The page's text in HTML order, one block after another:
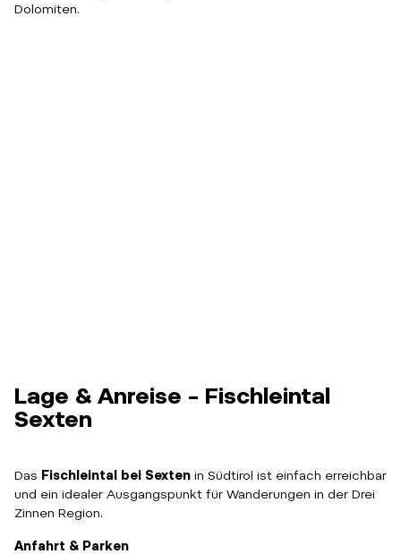
Dolomiten.
Lage & Anreise – Fischleintal
Sexten
Das Fischleintal bei Sexten in Südtirol ist einfach erreichbar
und ein idealer Ausgangspunkt für Wanderungen in der Drei
Zinnen Region.
Anfahrt & Parken